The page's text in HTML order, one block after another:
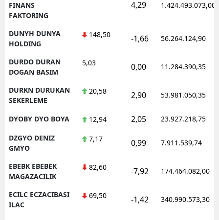
FINANS
FAKTORING
4,29 1.424.493.073,00
DUNYH DUNYA
HOLDING
148,50 -1,66 56.264.124,90
DURDO DURAN
DOGAN BASIM
5,03 0,00 11.284.390,35
DURKN DURUKAN
SEKERLEME
20,58 2,90 53.981.050,35
DYOBY DYO BOYA 12,94 2,05 23.927.218,75
DZGYO DENIZ
GMYO
7,17 0,99 7.911.539,74
EBEBK EBEBEK
MAGAZACILIK
82,60 -7,92 174.464.082,00
ECILC ECZACIBASI
ILAC
69,50 -1,42 340.990.573,30